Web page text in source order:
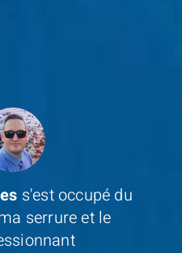
s'est occupé du
serrure et le